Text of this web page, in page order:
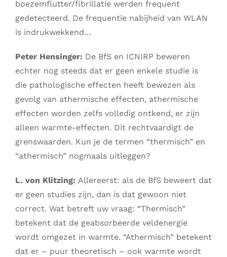
boezemflutter/fibrillatie werden frequent
gedetecteerd. De frequentie nabijheid van WLAN
is indrukwekkend…
Peter Hensinger: De BfS en ICNIRP beweren
echter nog steeds dat er geen enkele studie is
die pathologische effecten heeft bewezen als
gevolg van athermische effecten, athermische
effecten worden zelfs volledig ontkend, er zijn
alleen warmte-effecten. Dit rechtvaardigt de
grenswaarden. Kun je de termen “thermisch” en
“athermisch” nogmaals uitleggen?
L. von Klitzing: Allereerst: als de BfS beweert dat
er geen studies zijn, dan is dat gewoon niet
correct. Wat betreft uw vraag: “Thermisch”
betekent dat de geabsorbeerde veldenergie
wordt omgezet in warmte. “Athermisch” betekent
dat er – puur theoretisch – ook warmte wordt